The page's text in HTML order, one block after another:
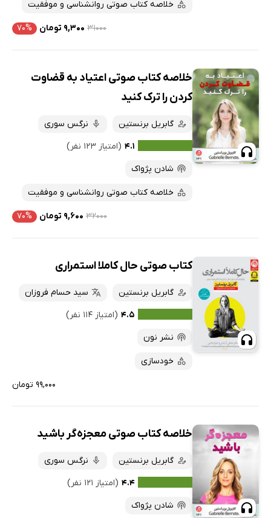
خلاصه کتاب صوتی روانشناسی و موفقیت
۳۱۰۰۰ ۹,۳۰۰ تومان ۷۰%
خلاصه کتاب صوتی اعتیاد به قضاوت
کردن را ترک کنید
گابریل برنستین
نرگس سوری
۴.۱ (امتیاز ۱۲۳ نفر)
شادن پژواک
خلاصه کتاب صوتی روانشناسی و موفقیت
۳۲۰۰۰ ۹,۶۰۰ تومان ۷۰%
کتاب صوتی حال کاملا استمراری
گابریل برنستین
سید حسام فروزان
۴.۵ (امتیاز ۱۱۴ نفر)
نشر نون
خودسازی
۹۹,۰۰۰ تومان
خلاصه کتاب صوتی معجزه‌گر باشید
گابریل برنستین
نرگس سوری
۴.۴ (امتیاز ۱۲۱ نفر)
شادن پژواک